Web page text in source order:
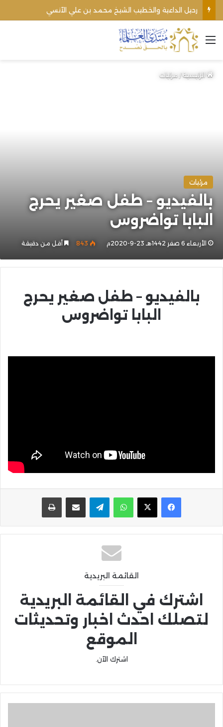
رحيل الداعية والخطيب الشيخ محمد بن علي الآنسي
القائمة
الرئيسية/مرئيات
مرئيات
بالفيديو – طفل صغير يحرج
البابا تواضروس
الأربعاء 6 صفر 1442هـ 23-9-2020م 843 أقل من دقيقة
بالفيديو – طفل صغير يحرج
البابا تواضروس
واتساب تيلقرام مشاركة عبر البريد
القائمة البريدية
اشترك في القائمة البريدية
لتصلك احدث اخبار وتحديثات
الموقع
اشترك الآن.